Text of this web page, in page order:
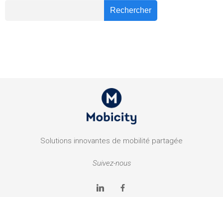
Rechercher
Solutions innovantes de mobilité partagée
Suivez-nous